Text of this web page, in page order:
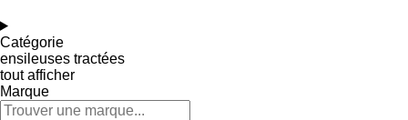
Catégorie
ensileuses tractées
tout afficher
Marque